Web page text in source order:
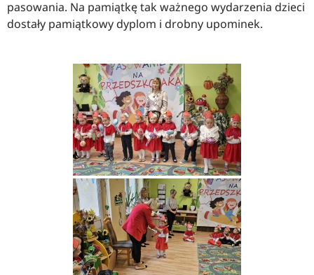
pasowania. Na pamiątkę tak ważnego wydarzenia dzieci
dostały pamiątkowy dyplom i drobny upominek.